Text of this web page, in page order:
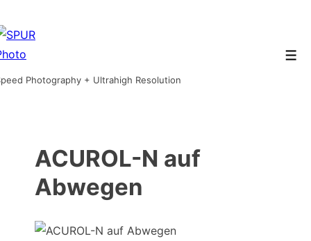
Zum
Inhalt
Photography + Ultrahigh Resolution
ACUROL-N auf
Abwegen